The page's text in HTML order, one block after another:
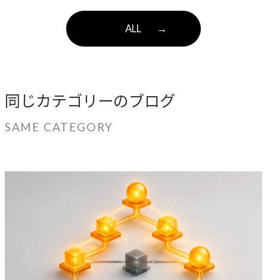
ALL →
同じカテゴリーのブログ
SAME CATEGORY